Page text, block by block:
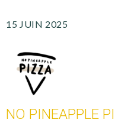
15 JUIN 2025
NO PINEAPPLE